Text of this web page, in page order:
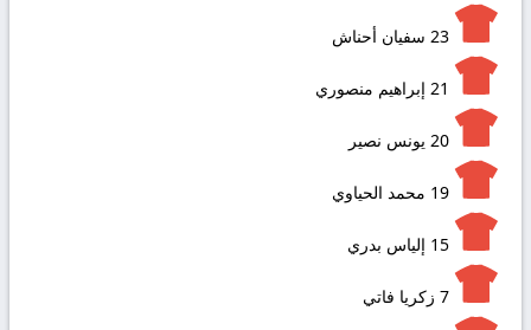
23 سفيان أحناش
21 إبراهيم منصوري
20 يونس نصير
19 محمد الحياوي
15 إلياس بدري
7 زكريا فاتي